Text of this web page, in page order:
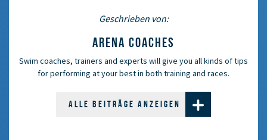
Geschrieben von:
ARENA COACHES
Swim coaches, trainers and experts will give you all kinds of tips
for performing at your best in both training and races.
ALLE BEITRÄGE ANZEIGEN